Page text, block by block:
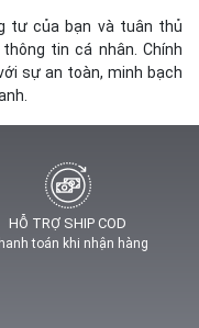
tư của bạn và tuân thủ
tin cá nhân. Chính
sự an toàn, minh bạch
HỖ TRỢ SHIP COD
toán khi nhận hàng